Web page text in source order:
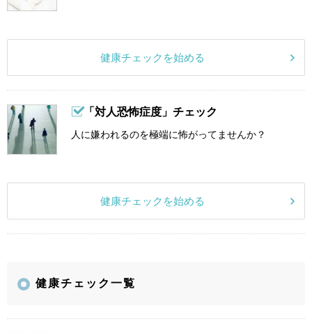
健康チェックを始める
「対人恐怖症度」チェック
人に嫌われるのを極端に怖がってませんか？
健康チェックを始める
健康チェック一覧